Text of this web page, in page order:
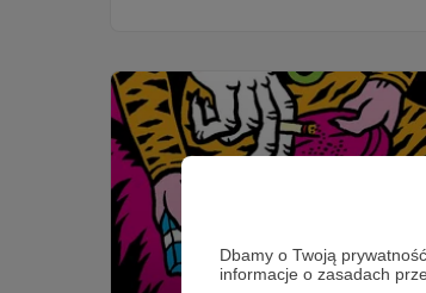
Dbamy o Twoją
informacje o zasadach